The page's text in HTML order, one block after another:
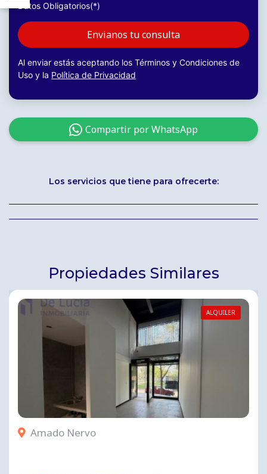
Datos Obligatorios(*)
Envianos tu consulta
Al enviar estás aceptando los Términos y Condiciones de
Uso y la Política de Privacidad
Compartir por WhatsApp
Los servicios que tiene para ofrecerte:
Propiedades Similares
ALQUILER
Amado Nervo